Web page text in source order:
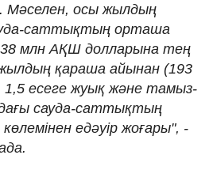
Мәселен, осы жылдың
саттықтың орташа
млн АҚШ долларына тең
қараша айынан (193
есеге жуық және тамыз-
сауда-саттықтың
едәуір жоғары", -